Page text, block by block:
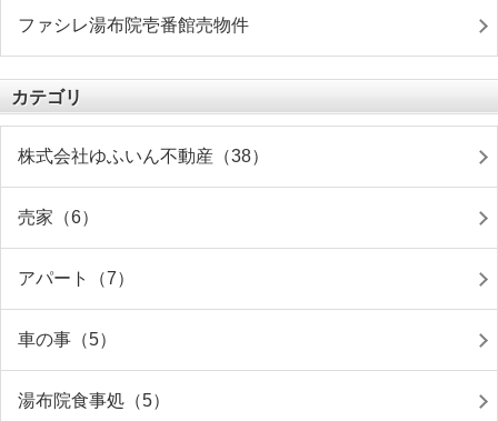
ファシレ湯布院壱番館売物件
カテゴリ
株式会社ゆふいん不動産（38）
売家（6）
アパート（7）
車の事（5）
湯布院食事処（5）